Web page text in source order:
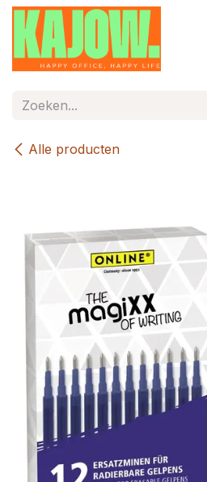
Overslaan naar inhoud
Alle producten